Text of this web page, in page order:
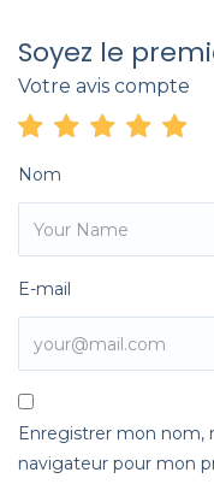
Soyez le
Votre avis compte
Nom
E-mail
Enregistrer mon nom,
navigateur pour mon